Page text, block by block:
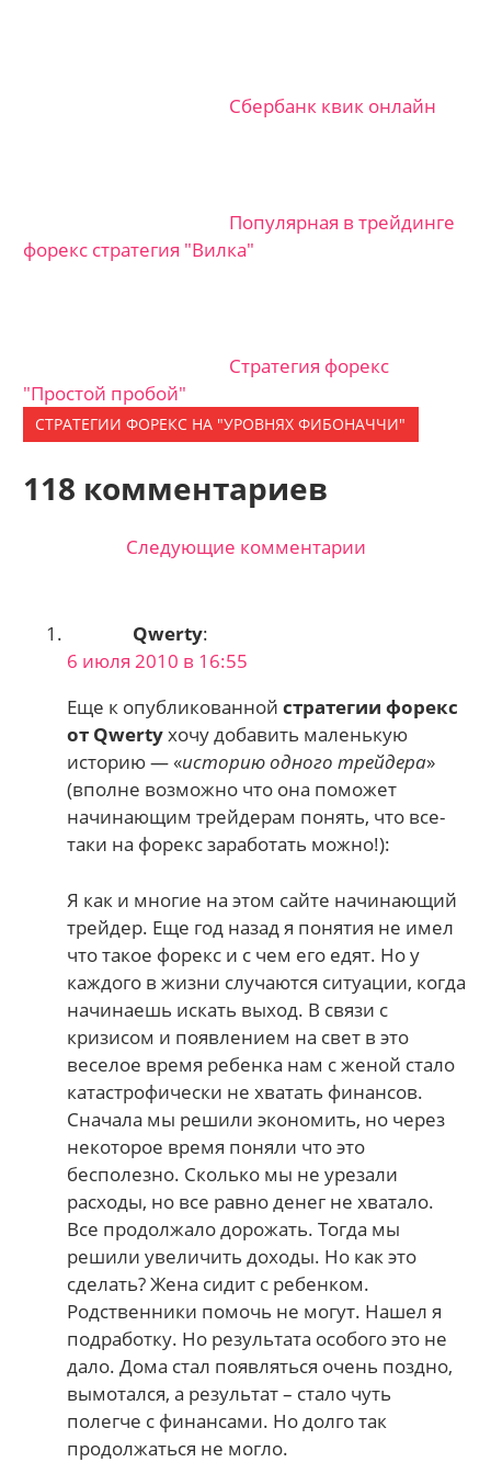
Сбербанк квик онлайн
Популярная в трейдинге
форекс стратегия "Вилка"
Стратегия форекс
"Простой пробой"
СТРАТЕГИИ ФОРЕКС НА "УРОВНЯХ ФИБОНАЧЧИ"
118 комментариев
по
комментариям
Следующие комментарии
Qwerty:
6 июля 2010 в 16:55
Еще к опубликованнойстратегии форекс
от Qwertyхочу добавить маленькую
историю — «историю одного трейдера»
(вполне возможно что она поможет
начинающим трейдерам понять, что все-
таки на форекс заработать можно!):
Я как и многие на этом сайте начинающий
трейдер. Еще год назад я понятия не имел
что такое форекс и с чем его едят. Но у
каждого в жизни случаются ситуации, когда
начинаешь искать выход. В связи с
кризисом и появлением на свет в это
веселое время ребенка нам с женой стало
катастрофически не хватать финансов.
Сначала мы решили экономить, но через
некоторое время поняли что это
бесполезно. Сколько мы не урезали
расходы, но все равно денег не хватало.
Все продолжало дорожать. Тогда мы
решили увеличить доходы. Но как это
сделать? Жена сидит с ребенком.
Родственники помочь не могут. Нашел я
подработку. Но результата особого это не
дало. Дома стал появляться очень поздно,
вымотался, а результат – стало чуть
полегче с финансами. Но долго так
продолжаться не могло.